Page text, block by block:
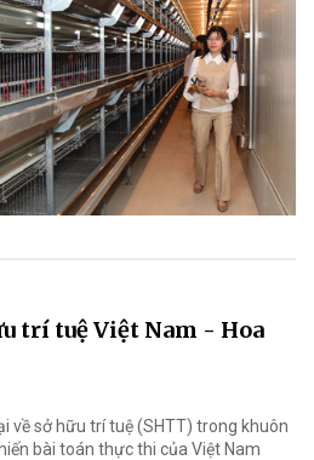
trí tuệ Việt Nam - Hoa
về sở hữu trí tuệ (SHTT) trong khuôn
bài toán thực thi của Việt Nam